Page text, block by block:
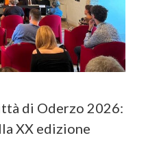
di Oderzo 2026:
XX edizione